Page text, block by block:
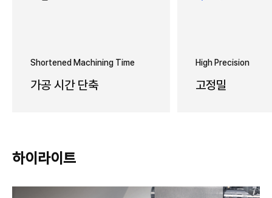
Shortened Machining Time
가공 시간 단축
High Precision
고정밀
하이라이트